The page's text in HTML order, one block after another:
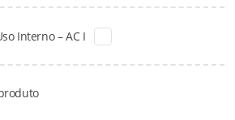
Interno – AC I